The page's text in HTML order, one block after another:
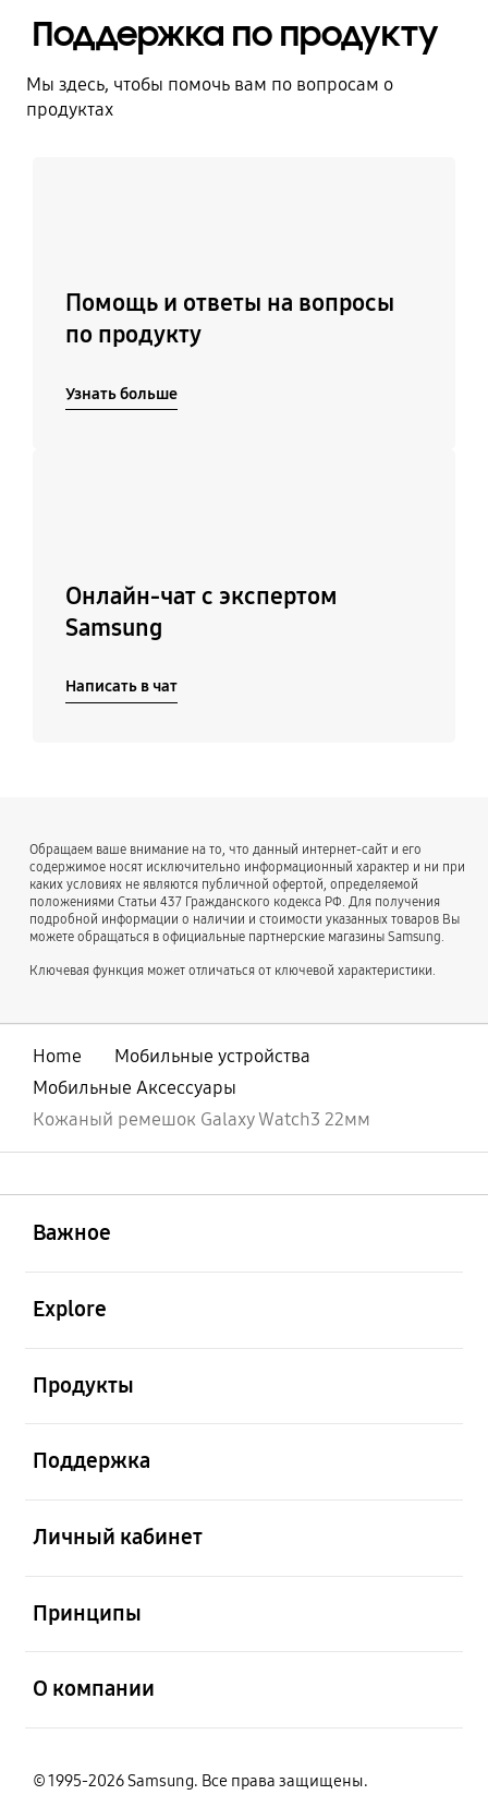
Поддержка по продукту
Мы здесь, чтобы помочь вам по вопросам о
продуктах
Помощь и ответы на вопросы
по продукту
Узнать больше
Онлайн-чат с экспертом
Samsung
Написать в чат
Обращаем ваше внимание на то, что данный интернет-сайт и его
содержимое носят исключительно информационный характер и ни при
каких условиях не являются публичной офертой, определяемой
положениями Статьи 437 Гражданского кодекса РФ. Для получения
подробной информации о наличии и стоимости указанных товаров Вы
можете обращаться в официальные партнерские магазины Samsung.
Ключевая функция может отличаться от ключевой характеристики.
Home
Мобильные устройства
Мобильные Аксессуары
Кожаный ремешок Galaxy Watch3 22мм
Важное
Explore
Продукты
Поддержка
Личный кабинет
Принципы
О компании
© 1995-2026 Samsung. Все права защищены.